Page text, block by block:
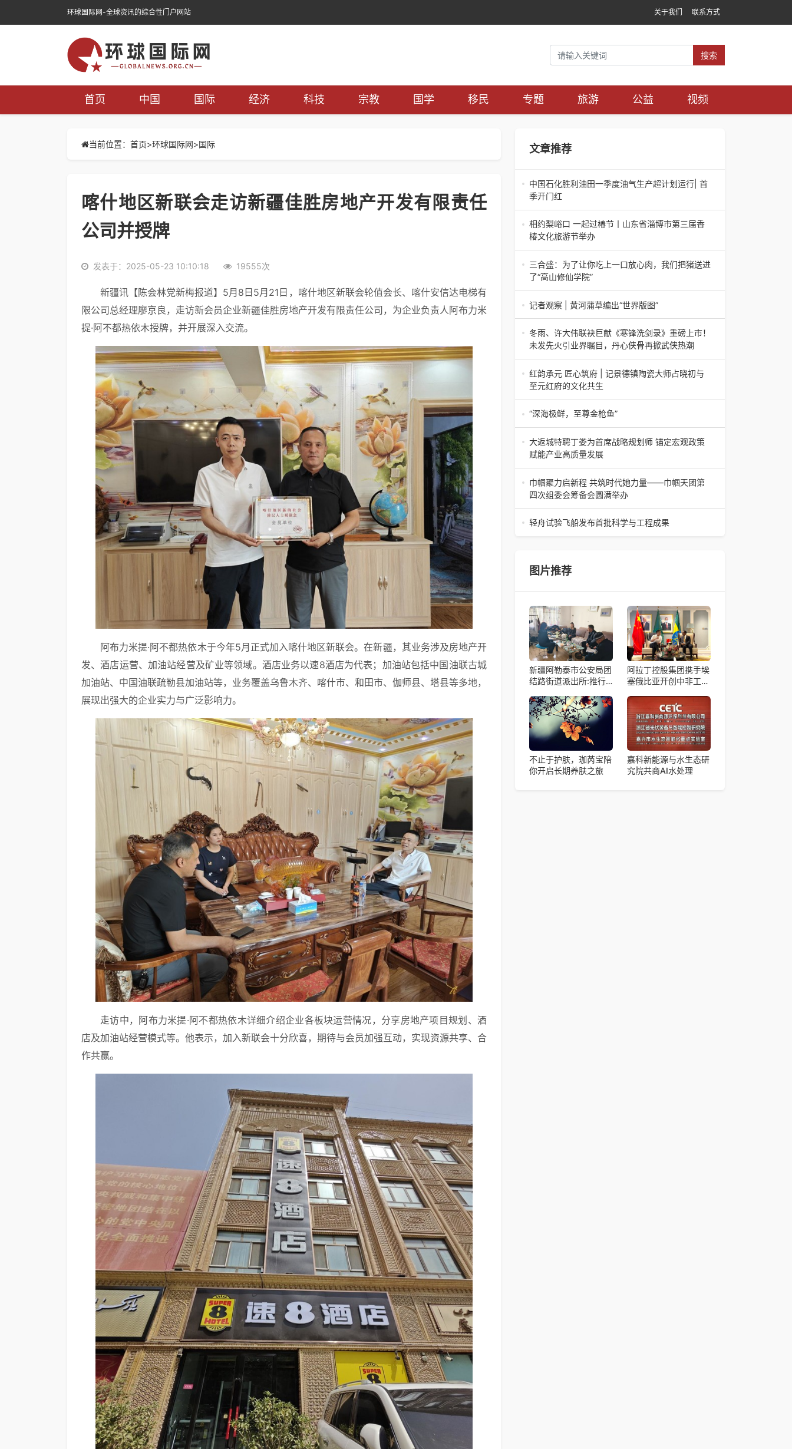
环球国际网-全球资讯的综合性门户网站 关于我们 联系方式
搜索
首页 中国 国际 经济 科技 宗教 国学 移民 专题 旅游 公益 视频
当前位置：首页>环球国际网>国际
喀什地区新联会走访新疆佳胜房地产开发有限责任
公司并授牌
发表于：2025-05-23 10:10:18 19555次
新疆讯【陈会林党新梅报道】5月8日5月21日，喀什地区新联会轮值会长、喀什安信达电梯有
限公司总经理廖京良，走访新会员企业新疆佳胜房地产开发有限责任公司，为企业负责人阿布力米
提·阿不都热依木授牌，并开展深入交流。
阿布力米提·阿不都热依木于今年5月正式加入喀什地区新联会。在新疆，其业务涉及房地产开
发、酒店运营、加油站经营及矿业等领域。酒店业务以速8酒店为代表；加油站包括中国油联古城
加油站、中国油联疏勒县加油站等，业务覆盖乌鲁木齐、喀什市、和田市、伽师县、塔县等多地，
展现出强大的企业实力与广泛影响力。
走访中，阿布力米提·阿不都热依木详细介绍企业各板块运营情况，分享房地产项目规划、酒
店及加油站经营模式等。他表示，加入新联会十分欣喜，期待与会员加强互动，实现资源共享、合
作共赢。
文章推荐
中国石化胜利油田一季度油气生产超计划运行| 首
季开门红
中国石化胜利油田一季度油气生产超计划运行| 首
季开门红济南电（记者 瑞夫 胜宣）2026年一季
度，中国石化胜利油田生产原油585.86万吨，天
相约梨峪口 一起过椿节丨山东省淄博市第三届香
椿文化旅游节举办
相约梨峪口 一起过椿节丨山东省淄博市第三届香
椿文化旅游节举办济南电（记者 瑞夫）4月18
日，山东省淄博市第三届香椿文化旅游节暨党建
三合盛：为了让你吃上一口放心肉，我们把猪送进
了“高山修仙学院”
三合盛：为了让你吃上一口放心肉，我们把猪送进
了“高山修仙学院”很多人问我，现在的生鲜赛道已
经卷成麻花了，为什么三合盛的“认养一头
记者观察 | 黄河蒲草编出“世界版图”
记者观察 | 黄河蒲草编出“世界版图”山东高青农妇
的30年“草根逆袭”路济南电（记者 瑞夫 王克军 郭
克烁）一根黄河滩上的蒲草，能走多
冬雨、许大伟联袂巨献《寒锋洗剑录》重磅上市！
未发先火引业界瞩目，丹心侠骨再掀武侠热潮
【新书首发】冬雨、许大伟联袂巨献《寒锋洗剑
录》重磅上市！未发先火引业界瞩目，丹心侠骨再
掀武侠热潮（文/梵可）近日，备受业界与读者双
红韵承元 匠心筑府 | 记景德镇陶瓷大师占晓初与
至元红府的文化共生
（中国晨报头条讯）景德镇的窑火，千年不熄，淬
炼出无数陶瓷瑰宝；元代釉里红的一抹艳红，穿越
“深海极鲜，至尊金枪鱼”
“深海极鲜，至尊金枪鱼”苏州吴中白金汉爵大酒店
蓝鳍金枪鱼开鱼品鉴仪式圆满落幕2026年4月17
日，江苏省苏州市吴中白金汉爵大酒店大
大返城特聘丁娄为首席战略规划师 锚定宏观政策
赋能产业高质量发展
2026年4月16日，大返城（浙江）科技有限公司
隆重举行签约仪式，正式特聘丁娄先生担任公司首
席战略规划师。此次强强联合，是大返城集团深度
巾帼聚力启新程 共筑时代她力量——巾帼天团第
四次组委会筹备会圆满举办
巾帼聚力启新程 共筑时代她力量——巾帼天团第
四次组委会筹备会圆满举办2026年4月15日，巾
轻舟试验飞船发布首批科学与工程成果
图片推荐
新疆阿勒泰市公安局团
结路街道派出所:推行
代“枫”景线
阿拉丁控股集团携手埃
塞俄比亚开创中非工业
不止于护肤，珈芮宝陪
你开启长期养肤之旅
嘉科新能源与水生态研
究院共商AI水处理